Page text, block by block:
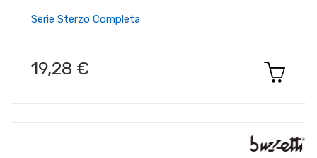
Serie Sterzo Completa
19,28 €